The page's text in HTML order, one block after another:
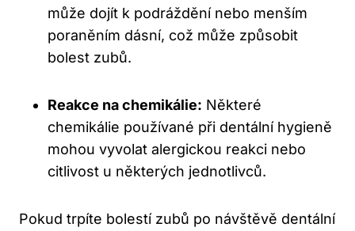
⁢může dojít k podráždění nebo menším
poraněním dásní, což může způsobit
bolest zubů.
Reakce na chemikálie: ‌Některé
chemikálie používané při dentální ⁢hygieně ​
mohou ⁤vyvolat alergickou reakci nebo
‍citlivost u některých jednotlivců.
Pokud⁢ trpíte bolestí zubů po​ návštěvě dentální⁢